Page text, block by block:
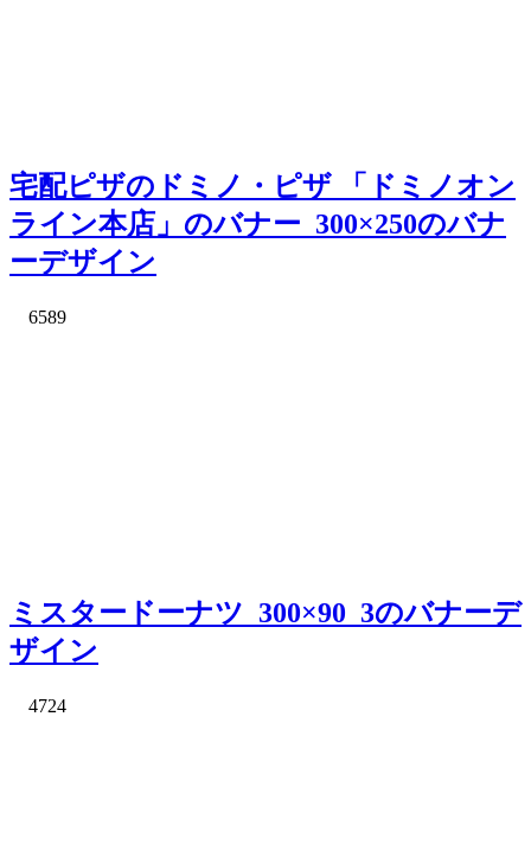
宅配ピザのドミノ・ピザ 「ドミノオン
ライン本店」のバナー_300×250のバナ
ーデザイン
6589
ミスタードーナツ_300×90_3のバナーデ
ザイン
4724